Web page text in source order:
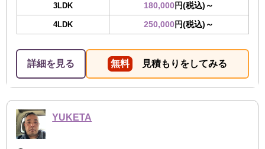
3LDK 180,000円(税込)～
4LDK 250,000円(税込)～
詳細を見る 無料 見積もりをしてみる
YUKETA